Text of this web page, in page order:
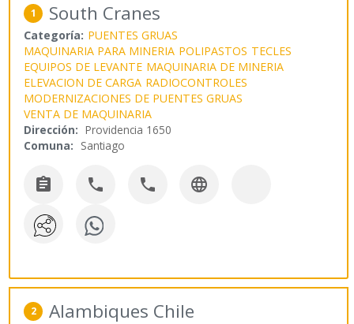
1 South Cranes
Categoría: PUENTES GRUAS
MAQUINARIA PARA MINERIA POLIPASTOS TECLES
EQUIPOS DE LEVANTE MAQUINARIA DE MINERIA
ELEVACION DE CARGA RADIOCONTROLES
MODERNIZACIONES DE PUENTES GRUAS
VENTA DE MAQUINARIA
Dirección: Providencia 1650
Comuna: Santiago
   
2 Alambiques Chile